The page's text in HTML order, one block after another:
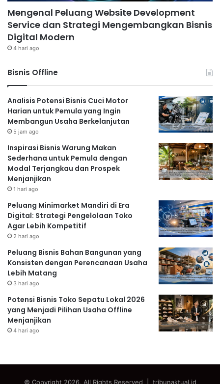
Mengenal Peluang Website Development
Service dan Strategi Mengembangkan Bisnis
Digital Modern
4 hari ago
Bisnis Offline
Analisis Potensi Bisnis Cuci Motor
Harian untuk Pemula yang Ingin
Membangun Usaha Berkelanjutan
5 jam ago
Inspirasi Bisnis Warung Makan
Sederhana untuk Pemula dengan
Modal Terjangkau dan Prospek
Menjanjikan
1 hari ago
Peluang Minimarket Mandiri di Era
Digital: Strategi Pengelolaan Toko
Agar Lebih Kompetitif
2 hari ago
Peluang Bisnis Bahan Bangunan yang
Konsisten dengan Perencanaan Usaha
Lebih Matang
3 hari ago
Potensi Bisnis Toko Sepatu Lokal 2026
yang Menjadi Pilihan Usaha Offline
Menjanjikan
4 hari ago
© Copyright 2026, All Rights Reserved | tribunaktual.id